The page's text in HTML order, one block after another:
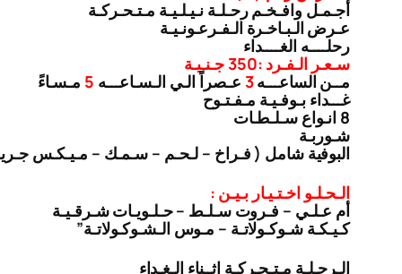
أجـمـل وافـخـم رحـلـة نـيـلـيـة مـتـحـركـة
عـرض الـبـاخـرة الـفـرعـونـيـة
رحلــــه الغــــداء
سـعـر الـفـرد :350 جـنـيـة
مــن الساعـــه3 عـصراً الـي الـسـاعـــه 5 مـسـاءً
غـــداء بـوفـيـة مـفـتـوح
8 انـواع سـلـطـات
شـوربـة
البوفية شامل ( فـراخ – لـحـم – سـمـك – مـيـكـس
الـحـلـو اخـتـيـار بـيـن :
أم عـلـي – فـروت سـلـط – حـلـويـات شـرقـيـة
كـيـكـة شـوكـولاتـة – مـوس الـشـوكـولاتـة”
الـرحـلـة مـتـحـركـة اثــناء الـغـداء